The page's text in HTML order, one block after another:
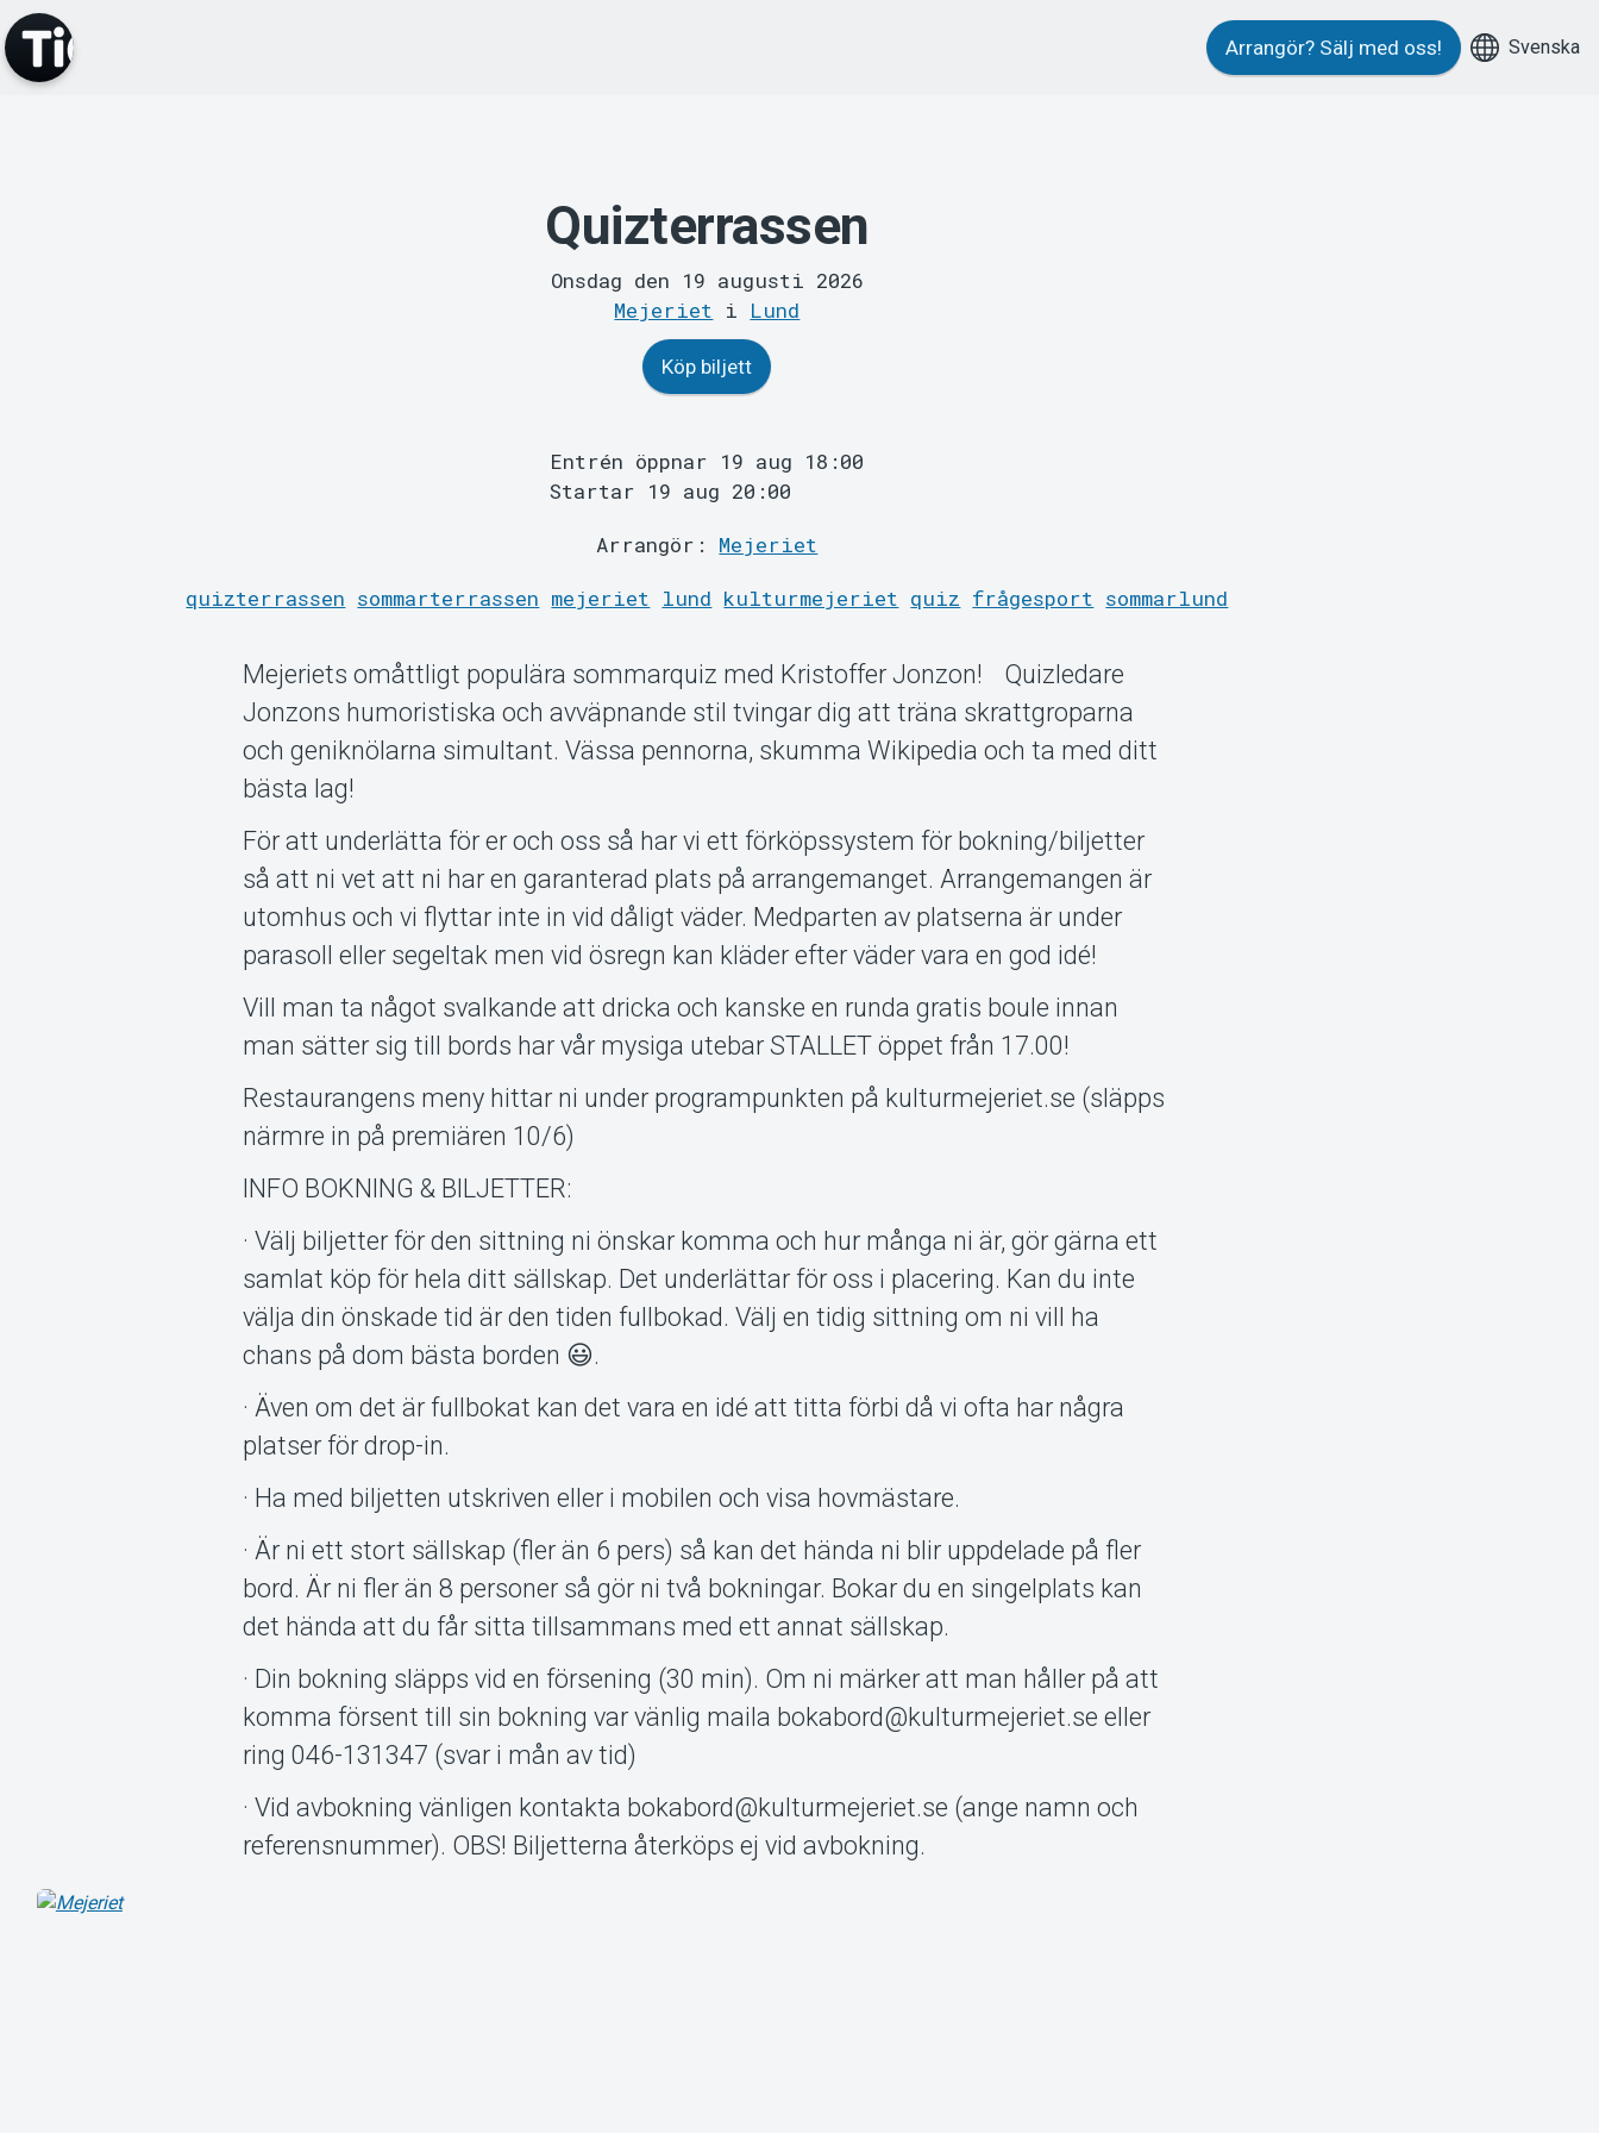
Arrangör? Sälj med oss! Svenska
Quizterrassen
Onsdag den 19 augusti 2026
Mejeriet i Lund
Köp biljett
Entrén öppnar 19 aug 18:00
Startar 19 aug 20:00
Arrangör: Mejeriet
quizterrassen sommarterrassen mejeriet lund kulturmejeriet quiz frågesport sommarlund
Mejeriets omåttligt populära sommarquiz med Kristoffer Jonzon! Quizledare
Jonzons humoristiska och avväpnande stil tvingar dig att träna skrattgroparna
och geniknölarna simultant. Vässa pennorna, skumma Wikipedia och ta med ditt
bästa lag!
För att underlätta för er och oss så har vi ett förköpssystem för bokning/biljetter
så att ni vet att ni har en garanterad plats på arrangemanget. Arrangemangen är
utomhus och vi flyttar inte in vid dåligt väder. Medparten av platserna är under
parasoll eller segeltak men vid ösregn kan kläder efter väder vara en god idé!
Vill man ta något svalkande att dricka och kanske en runda gratis boule innan
man sätter sig till bords har vår mysiga utebar STALLET öppet från 17.00!
Restaurangens meny hittar ni under programpunkten på kulturmejeriet.se (släpps
närmre in på premiären 10/6)
INFO BOKNING & BILJETTER:
· Välj biljetter för den sittning ni önskar komma och hur många ni är, gör gärna ett
samlat köp för hela ditt sällskap. Det underlättar för oss i placering. Kan du inte
välja din önskade tid är den tiden fullbokad. Välj en tidig sittning om ni vill ha
chans på dom bästa borden 😃.
· Även om det är fullbokat kan det vara en idé att titta förbi då vi ofta har några
platser för drop-in.
· Ha med biljetten utskriven eller i mobilen och visa hovmästare.
· Är ni ett stort sällskap (fler än 6 pers) så kan det hända ni blir uppdelade på fler
bord. Är ni fler än 8 personer så gör ni två bokningar. Bokar du en singelplats kan
det hända att du får sitta tillsammans med ett annat sällskap.
· Din bokning släpps vid en försening (30 min). Om ni märker att man håller på att
komma försent till sin bokning var vänlig maila bokabord@kulturmejeriet.se eller
ring 046-131347 (svar i mån av tid)
· Vid avbokning vänligen kontakta bokabord@kulturmejeriet.se (ange namn och
referensnummer). OBS! Biljetterna återköps ej vid avbokning.